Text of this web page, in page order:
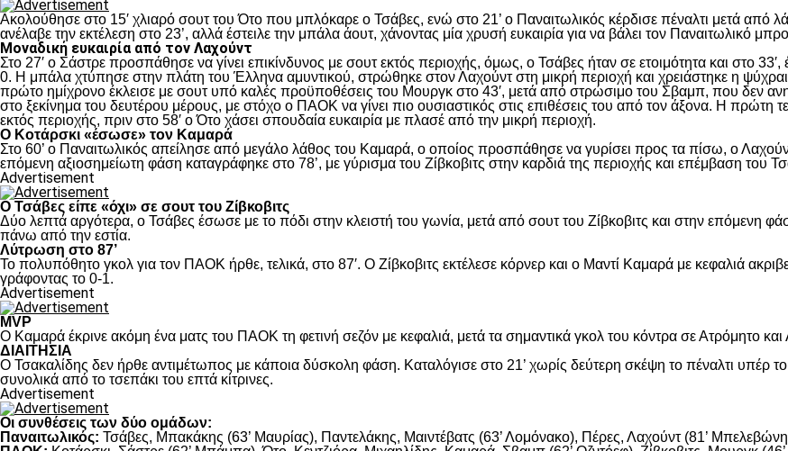
Ακολούθησε στο 15′ χλιαρό σουτ του Ότο που μπλόκαρε ο Τσάβες, ενώ στο 21’ ο Παναιτωλικός κέρδισε πέναλτι μετά από
ανέλαβε την εκτέλεση στο 23’, αλλά έστειλε την μπάλα άουτ, χάνοντας μία χρυσή ευκαιρία για να βάλει τον Παναιτωλικό
Μοναδική ευκαιρία από τον Λαχούντ
Στο 27′ ο Σάστρε προσπάθησε να γίνει επικίνδυνος με σουτ εκτός περιοχής, όμως, ο Τσάβες ήταν σε ετοιμότητα και στο
0. Η μπάλα χτύπησε στην πλάτη του Έλληνα αμυντικού, στρώθηκε στον Λαχούντ στη μικρή περιοχή και χρειάστηκε η
πρώτο ημίχρονο έκλεισε με σουτ υπό καλές προϋποθέσεις του Μουργκ στο 43′, μετά από στρώσιμο του Σβαμπ, που δεν
στο ξεκίνημα του δευτέρου μέρους, με στόχο ο ΠΑΟΚ να γίνει πιο ουσιαστικός στις επιθέσεις του από τον άξονα. Η πρώτη
εκτός περιοχής, πριν στο 58′ ο Ότο χάσει σπουδαία ευκαιρία με πλασέ από την μικρή περιοχή.
Ο Κοτάρσκι «έσωσε» τον Καμαρά
Στο 60’ ο Παναιτωλικός απείλησε από μεγάλο λάθος του Καμαρά, ο οποίος προσπάθησε να γυρίσει προς τα πίσω, ο
επόμενη αξιοσημείωτη φάση καταγράφηκε στο 78’, με γύρισμα του Ζίβκοβιτς στην καρδιά της περιοχής και επέμβαση του
Advertisement
Ο Τσάβες είπε «όχι» σε σουτ του Ζίβκοβιτς
Δύο λεπτά αργότερα, ο Τσάβες έσωσε με το πόδι στην κλειστή του γωνία, μετά από σουτ του Ζίβκοβιτς και στην επόμενη
πάνω από την εστία.
Λύτρωση στο 87’
Το πολυπόθητο γκολ για τον ΠΑΟΚ ήρθε, τελικά, στο 87′. Ο Ζίβκοβιτς εκτέλεσε κόρνερ και ο Μαντί Καμαρά με κεφαλιά
γράφοντας το 0-1.
Advertisement
MVP
Ο Καμαρά έκρινε ακόμη ένα ματς του ΠΑΟΚ τη φετινή σεζόν με κεφαλιά, μετά τα σημαντικά γκολ του κόντρα σε Ατρόμητο και
ΔΙΑΙΤΗΣΙΑ
Ο Τσακαλίδης δεν ήρθε αντιμέτωπος με κάποια δύσκολη φάση. Καταλόγισε στο 21’ χωρίς δεύτερη σκέψη το πέναλτι υπέρ
συνολικά από το τσεπάκι του επτά κίτρινες.
Advertisement
Οι συνθέσεις των δύο ομάδων:
Παναιτωλικός: Τσάβες, Μπακάκης (63’ Μαυρίας), Παντελάκης, Μαιντέβατς (63’ Λομόνακο), Πέρες, Λαχούντ (81’